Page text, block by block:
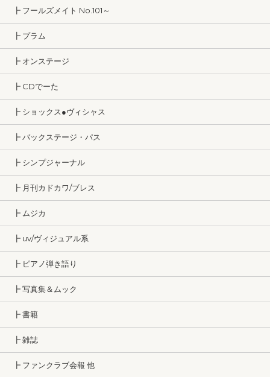
┣ フールズメイト No.101～
┣ プラム
┣ オンステージ
┣ CDでーた
┣ ショックス●ヴィシャス
┣ バックステージ・パス
┣ シンプジャーナル
┣ 月刊カドカワ/ブレス
┣ ムジカ
┣ uv/ヴィジュアル系
┣ ピアノ弾き語り
┣ 写真集＆ムック
┣ 書籍
┣ 雑誌
┣ ファンクラブ会報 他